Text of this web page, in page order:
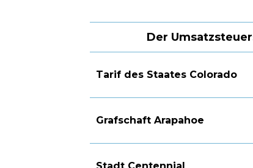
Der
Tarif des Staates Colorado
Grafschaft Arapahoe